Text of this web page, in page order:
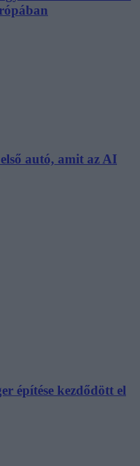
autó, amit az AI
építése kezdődött el